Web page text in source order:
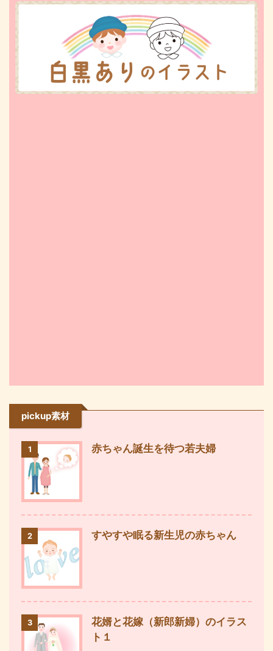
pickup素材
1 赤ちゃん誕生を待つ若夫婦
2 すやすや眠る新生児の赤ちゃん
3
花婿と花嫁（新郎新婦）のイラス
ト１